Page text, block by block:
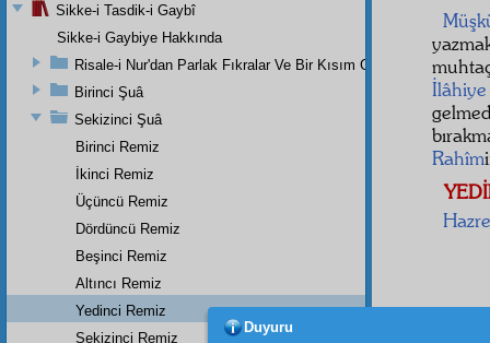
İlâhiye
Rahîm
Sikke-i Tasdik-i Gaybî
Sikke-i Gaybiye Hakkında
Risale-i Nur'dan Parlak Fıkralar Ve Bir Kısım Güzel Mektuplar
Birinci Şuâ
Sekizinci Şuâ
Birinci Remiz
İkinci Remiz
Üçüncü Remiz
Dördüncü Remiz
Beşinci Remiz
Altıncı Remiz
Yedinci Remiz
Sekizinci Remiz
Duyuru